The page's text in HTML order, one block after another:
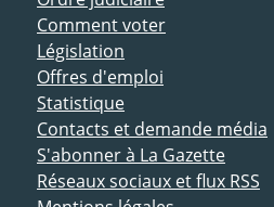
Comment voter
Législation
Offres d'emploi
Statistique
Contacts et demande média
S'abonner à La Gazette
Réseaux sociaux et flux RSS